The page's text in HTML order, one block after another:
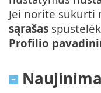
Jei norite sukurti
sąrašas
Profilio